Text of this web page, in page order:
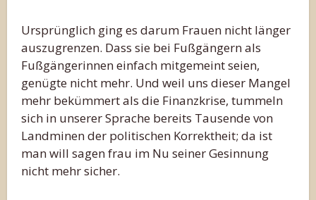
Ursprünglich ging es darum Frauen nicht länger
auszugrenzen. Dass sie bei Fußgängern als
Fußgängerinnen einfach mitgemeint seien,
genügte nicht mehr. Und weil uns dieser Mangel
mehr bekümmert als die Finanzkrise, tummeln
sich in unserer Sprache bereits Tausende von
Landminen der politischen Korrektheit; da ist
man will sagen frau im Nu seiner Gesinnung
nicht mehr sicher.